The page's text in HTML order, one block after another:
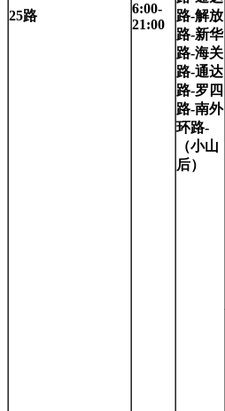
25路
6:00-
21:00
路-解放
路-新华
路-海关
路-通达
路-罗四
路-南外
环路-
（小山
后）